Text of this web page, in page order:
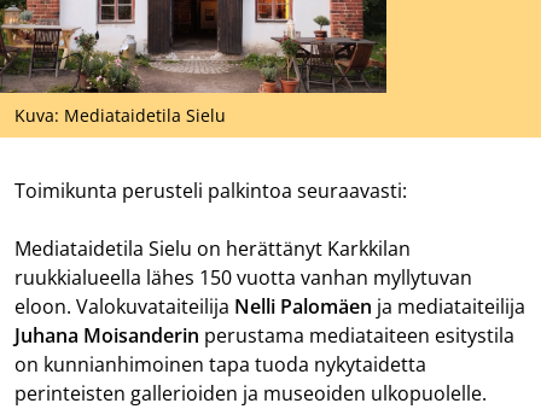
Kuva: Mediataidetila Sielu
Toimikunta perusteli palkintoa seuraavasti:
Mediataidetila Sielu on herättänyt Karkkilan
ruukkialueella lähes 150 vuotta vanhan myllytuvan
eloon. Valokuvataiteilija Nelli Palomäen ja mediataiteilija
Juhana Moisanderin perustama mediataiteen esitystila
on kunnianhimoinen tapa tuoda nykytaidetta
perinteisten gallerioiden ja museoiden ulkopuolelle.